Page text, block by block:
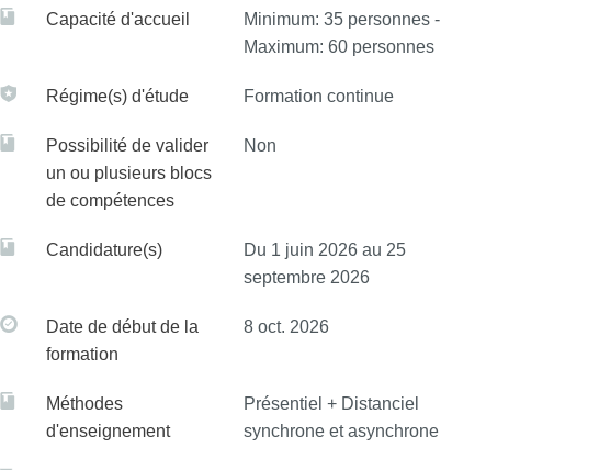
Capacité d'accueil
Minimum: 35 personnes -
Maximum: 60 personnes
Régime(s) d'étude Formation continue
Possibilité de valider
un ou plusieurs blocs
de compétences
Non
Candidature(s)
Du 1 juin 2026 au 25
septembre 2026
Date de début de la
formation
8 oct. 2026
Méthodes
d'enseignement
Présentiel + Distanciel
synchrone et asynchrone